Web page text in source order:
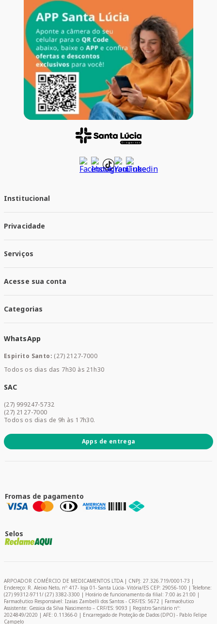
Institucional
Trabalhe conosco
Responsabilidade Social
Nossas Lojas
Privacidade
Política de Entrega
Trocas e Devoluções
Serviços
Santa Mais Exames
Santa Mais Serviços
Santa Mais Convenios
Acesse sua conta
Meus Pedidos
Categorias
Saúde e Bem-estar
Mamães e Bebê
Dermocosméticos
Promoções
WhatsApp
Espirito Santo: (27) 2127-7000
Todos os dias das 7h30 às 21h30
SAC
(27) 999247-5732
(27) 2127-7000
Todos os dias de 9h às 17h30.
Apps de entrega
Fromas de pagamento
Selos
ARPOADOR COMÉRCIO DE MEDICAMENTOS LTDA | CNPJ: 27.326.719/0001-73 |
Endereço: R. Aleixo Neto, nº 417- loja 01- Santa Lúcia- Vitória/ES CEP: 29056-100 | Telefone:
(27) 99312-9711/ (27) 3382-3300 | Horário de funcionamento da filial: 7:00 às 21:00 |
Farmacêutico Responsável: Izaias Zambelli dos Santos - CRF/ES: 5672 | Farmacêutico
Assistente: Gessica da Silva Nascimento – CRF/ES: 9093 | Registro Sanitário nº:
2024849/2020 | AFE: 0.11366-0 | Encarregado de Proteção de Dados (DPO) - Pablo Felipe
Campelo